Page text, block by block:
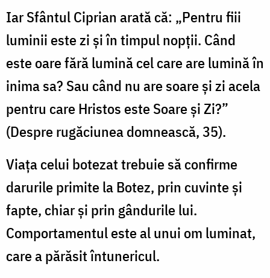
Iar Sfântul Ciprian arată că: „Pentru fiii
luminii este zi şi în timpul nopţii. Când
este oare fără lumină cel care are lumină în
inima sa? Sau când nu are soare şi zi acela
pentru care Hristos este Soare şi Zi?”
(Despre rugăciunea domnească, 35).
Viaţa celui botezat trebuie să confirme
darurile primite la Botez, prin cuvinte şi
fapte, chiar şi prin gândurile lui.
Comportamentul este al unui om luminat,
care a părăsit întunericul.